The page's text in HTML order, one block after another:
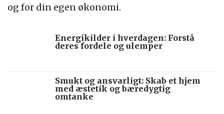
og for din egen økonomi.
Energikilder i hverdagen: Forstå
deres fordele og ulemper
Smukt og ansvarligt: Skab et hjem
med æstetik og bæredygtig
omtanke